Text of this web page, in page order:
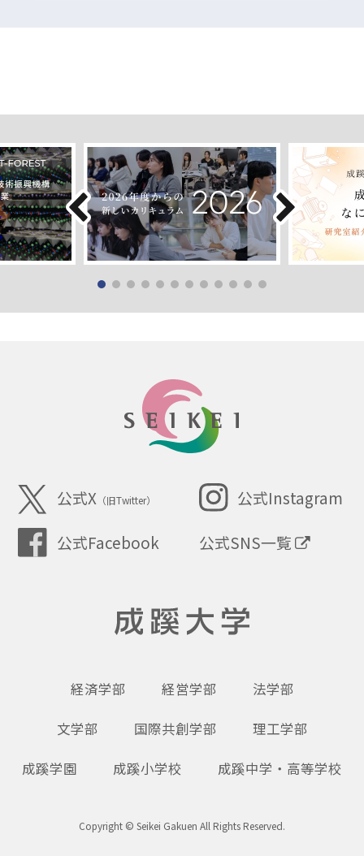
公式X （旧Twitter） 公式Instagram
公式Facebook 公式SNS一覧
経済学部 経営学部 法学部
文学部 国際共創学部 理工学部
成蹊学園 成蹊小学校 成蹊中学・高等学校
Copyright © Seikei Gakuen All Rights Reserved.